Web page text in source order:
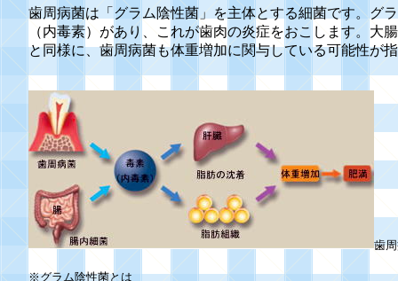
歯周病菌は「グラム陰性菌」を主体とする細菌です。グ
（内毒素）があり、これが歯肉の炎症をおこします。大
と同様に、歯周病菌も体重増加に関与している可能性が
歯
※グラム陰性菌とは